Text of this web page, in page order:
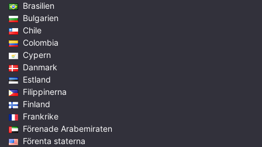
Brasilien
Bulgarien
Chile
Colombia
Cypern
Danmark
Estland
Filippinerna
Finland
Frankrike
Förenade Arabemiraten
Förenta staterna